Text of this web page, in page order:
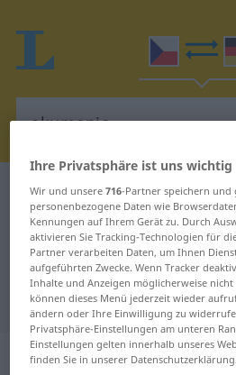
Tschechisch-Deutsch
Tschechisch-
für "ekumenie"
"ekumenie"
„ekumenie“:
Ihre Privatsphäre ist uns wichtig
Wir und unsere716-Partner speichern und
personenbezogene Daten wie
Kennungen auf Ihrem Gerät zu. Durch
aktivieren Sie Tracking-Technologien für
Partner verarbeiten Daten, um Ihnen
aufgeführten Zwecke. Wenn Tracker
Inhalte und Anzeigen möglicherweise
können dieses Menü jederzeit wieder
ändern oder Ihre Einwilligung zu
Privatsphäre-Einstellungen am unteren
Einstellungen gelten innerhalb unseres
finden Sie in unserer Datenschutzerklärung.